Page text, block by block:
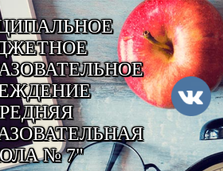
№ 7"